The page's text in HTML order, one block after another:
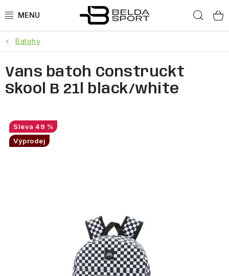
na
SPORTY
BĚH
BOGNER
OBLEČENÍ
Batohy
Vans batoh Construckt
Skool B 21l black/white
49 %
Výprodej